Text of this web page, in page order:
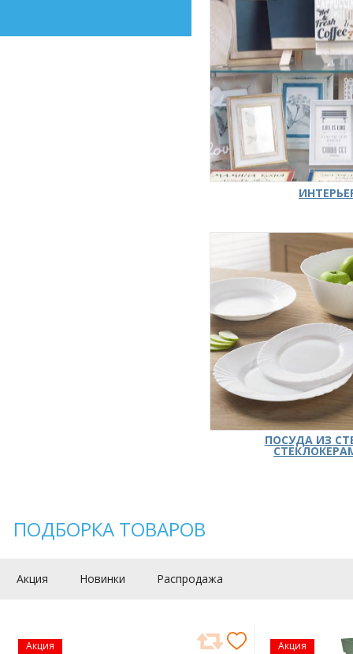
ПОСУДА ИЗ
ПОДБОРКА ТОВАРОВ
Акция Новинки Распродажа
Акция Акция